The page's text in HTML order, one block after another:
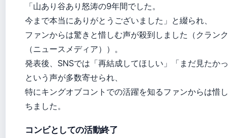
「山あり谷あり怒涛の9年間でした。
今まで本当にありがとうございました」と綴られ、
ファンからは驚きと惜しむ声が殺到しました（クラン
（ニュースメディア））。
発表後、SNSでは「再結成してほしい」「まだ見たか
という声が多数寄せられ、
特にキングオブコントでの活躍を知るファンからは惜
ちました。
コンビとしての活動終了